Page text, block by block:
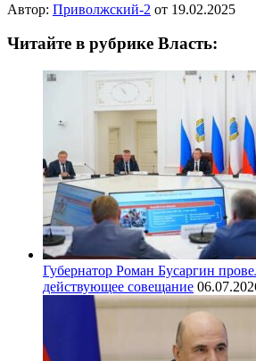
Автор: Приволжский-2 от 19.02.2025
Читайте в рубрике Власть:
Губернатор Роман Бусаргин
действующее совещание